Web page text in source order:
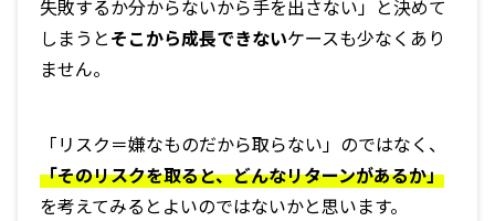
失敗するか分からないから手を出さない」と決めて
しまうとそこから成長できないケースも少なくあり
ません。
「リスク＝嫌なものだから取らない」のではなく、
「そのリスクを取ると、どんなリターンがあるか」
を考えてみるとよいのではないかと思います。